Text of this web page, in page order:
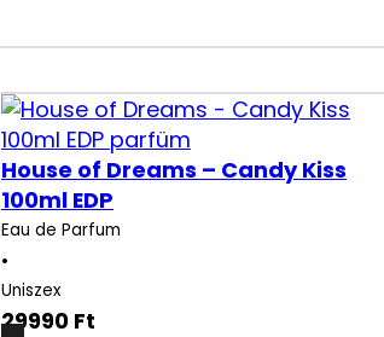
House of Dreams – Candy Kiss
100ml EDP
Eau de Parfum
•
Uniszex
29990 Ft